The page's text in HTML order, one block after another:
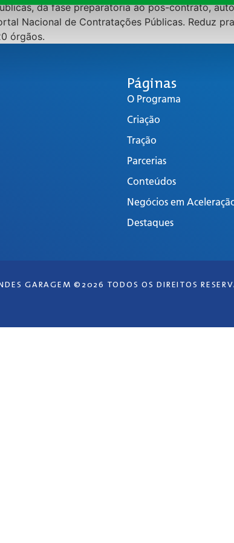
da fase preparatória ao pós-contrato,
Nacional de Contratações Públicas. Reduz
órgãos.
Páginas
O Programa
Criação
Tração
Parcerias
Conteúdos
Negócios em
Destaques
GARAGEM ©2026 TODOS OS DIREITOS